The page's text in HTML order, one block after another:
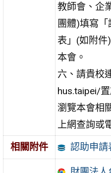
教師會、企
團體)填寫
表」(如附件
本會。
六、請貴校
hus.taipei/
瀏覽本會相
上網查詢或
相關附件
認助申請